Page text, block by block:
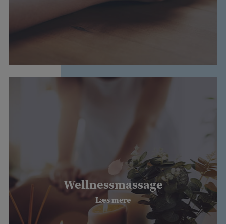
Wellnessmassage
Læs mere